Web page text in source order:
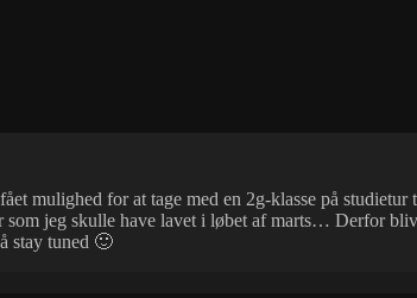
mulighed for at tage med en 2g-klasse på studietur
som jeg skulle have lavet i løbet af marts… Derfor
stay tuned 🙂